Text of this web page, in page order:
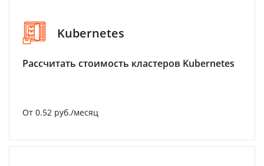
Kubernetes
Рассчитать стоимость кластеров Kubernetes
От 0.52 руб./месяц